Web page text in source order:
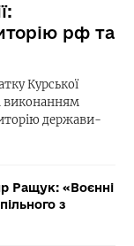
рф та
Курської
виконанням
держави-
Ращук: «Воєнні
з